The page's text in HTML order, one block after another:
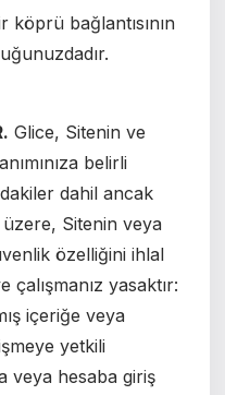
bağlantısının
Glice, Sitenin ve
belirli
dahil ancak
üzere, Sitenin veya
özelliğini ihlal
yasaktır:
içeriğe veya
yetkili
veya hesaba giriş